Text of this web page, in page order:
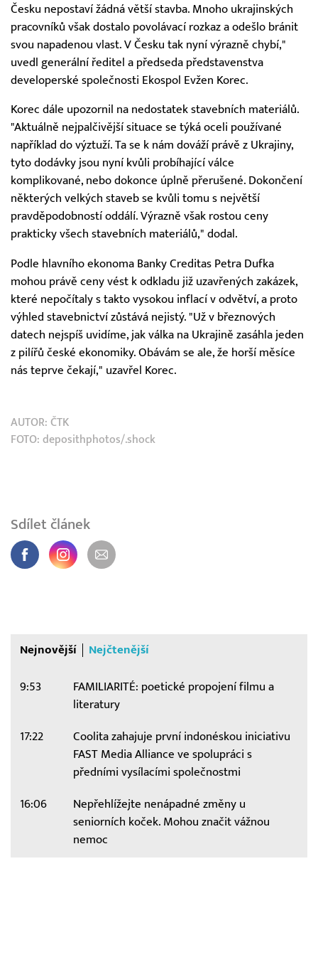
Česku nepostaví žádná větší stavba. Mnoho ukrajinských
pracovníků však dostalo povolávací rozkaz a odešlo bránit
svou napadenou vlast. V Česku tak nyní výrazně chybí,"
uvedl generální ředitel a předseda představenstva
developerské společnosti Ekospol Evžen Korec.
Korec dále upozornil na nedostatek stavebních materiálů.
"Aktuálně nejpalčivější situace se týká oceli používané
například do výztuží. Ta se k nám dováží právě z Ukrajiny,
tyto dodávky jsou nyní kvůli probíhající válce
komplikované, nebo dokonce úplně přerušené. Dokončení
některých velkých staveb se kvůli tomu s největší
pravděpodobností oddálí. Výrazně však rostou ceny
prakticky všech stavebních materiálů," dodal.
Podle hlavního ekonoma Banky Creditas Petra Dufka
mohou právě ceny vést k odkladu již uzavřených zakázek,
které nepočítaly s takto vysokou inflací v odvětví, a proto
výhled stavebnictví zůstává nejistý. "Už v březnových
datech nejspíš uvidíme, jak válka na Ukrajině zasáhla jeden
z pilířů české ekonomiky. Obávám se ale, že horší měsíce
nás teprve čekají," uzavřel Korec.
AUTOR: ČTK
FOTO: deposithphotos/.shock
Sdílet článek
Nejnovější Nejčtenější
9:53
FAMILIARITÉ: poetické propojení filmu a
literatury
17:22
Coolita zahajuje první indonéskou iniciativu
FAST Media Alliance ve spolupráci s
předními vysílacími společnostmi
16:06
Nepřehlížejte nenápadné změny u
seniorních koček. Mohou značit vážnou
nemoc